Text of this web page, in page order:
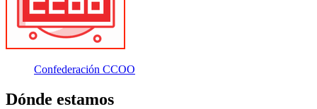
Confederación CCOO
Dónde estamos